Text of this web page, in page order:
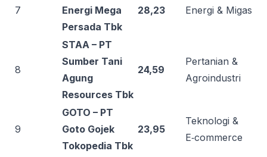
7
Energi Mega
Persada Tbk
28,23 Energi & Migas
8
STAA – PT
Sumber Tani
Agung
Resources Tbk
24,59
Pertanian &
Agroindustri
9
GOTO – PT
Goto Gojek
Tokopedia Tbk
23,95
Teknologi &
E‑commerce